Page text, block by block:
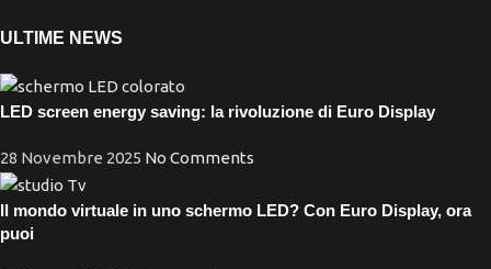
ULTIME NEWS
LED screen energy saving: la rivoluzione di Euro Display
28 Novembre 2025 No Comments
Il mondo virtuale in uno schermo LED? Con Euro Display, ora
puoi